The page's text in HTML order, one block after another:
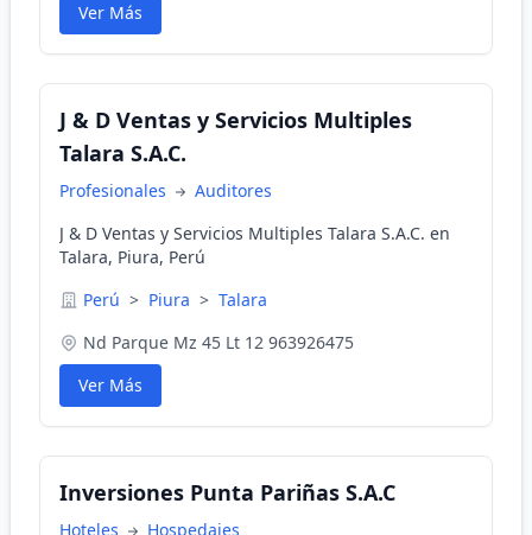
Ver Más
J & D Ventas y Servicios Multiples
Talara S.A.C.
Profesionales
Auditores
J & D Ventas y Servicios Multiples Talara S.A.C. en
Talara, Piura, Perú
Perú > Piura > Talara
Nd Parque Mz 45 Lt 12 963926475
Ver Más
Inversiones Punta Pariñas S.A.C
Hoteles Hospedajes